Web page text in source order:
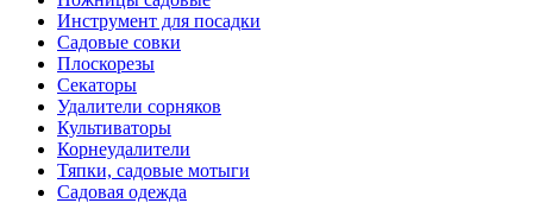
Инструмент для посадки
Садовые совки
Плоскорезы
Секаторы
Удалители сорняков
Культиваторы
Корнеудалители
Тяпки, садовые мотыги
Садовая одежда